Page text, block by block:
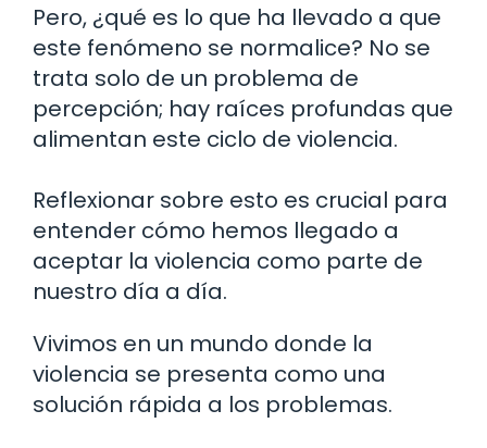
Pero, ¿qué es lo que ha llevado a que
este fenómeno se normalice? No se
trata solo de un problema de
percepción; hay raíces profundas que
alimentan este ciclo de violencia.
Reflexionar sobre esto es crucial para
entender cómo hemos llegado a
aceptar la violencia como parte de
nuestro día a día.
Vivimos en un mundo donde la
violencia se presenta como una
solución rápida a los problemas.